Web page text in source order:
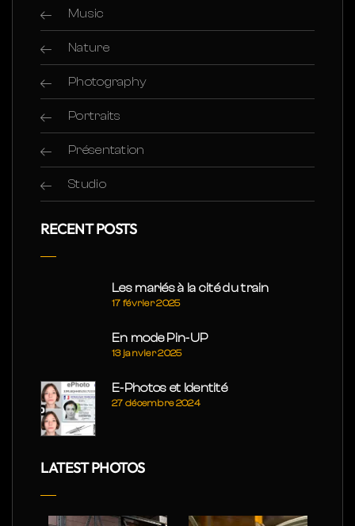
Music
Nature
Photography
Portraits
Présentation
Studio
RECENT POSTS
Les mariés à la cité du train
17 février 2025
En mode Pin-UP
13 janvier 2025
E-Photos et Identité
27 décembre 2024
LATEST PHOTOS